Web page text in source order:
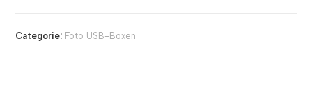
Categorie: Foto USB-Boxen